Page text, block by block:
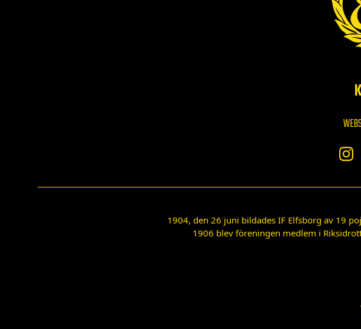
1904, den 26 juni bildades IF Elfsborg av 19
1906 blev föreningen medlem i